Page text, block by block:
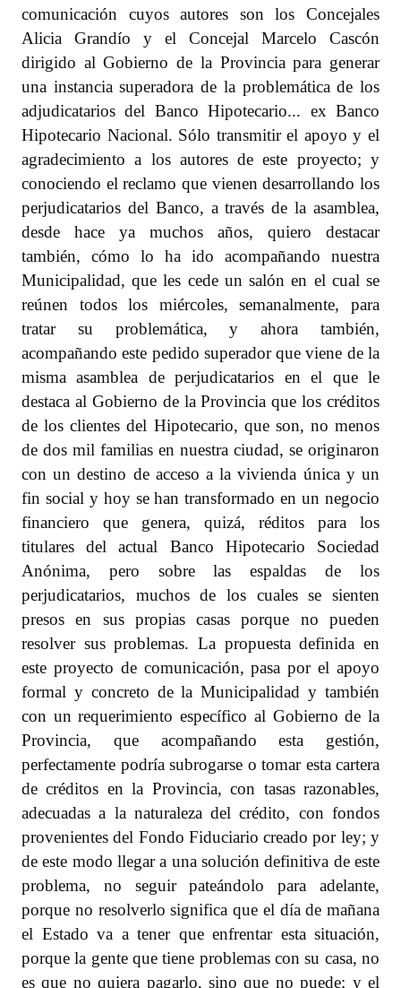
comunicación cuyos autores son los Concejales
Alicia Grandío y el Concejal Marcelo Cascón
dirigido al Gobierno de la Provincia para generar
una instancia superadora de la problemática de los
adjudicatarios del Banco Hipotecario... ex Banco
Hipotecario Nacional. Sólo transmitir el apoyo y el
agradecimiento a los autores de este proyecto; y
conociendo el reclamo que vienen desarrollando los
perjudicatarios del Banco, a través de la asamblea,
desde hace ya muchos años, quiero destacar
también, cómo lo ha ido acompañando nuestra
Municipalidad, que les cede un salón en el cual se
reúnen todos los miércoles, semanalmente, para
tratar su problemática, y ahora también,
acompañando este pedido superador que viene de la
misma asamblea de perjudicatarios en el que le
destaca al Gobierno de la Provincia que los créditos
de los clientes del Hipotecario, que son, no menos
de dos mil familias en nuestra ciudad, se originaron
con un destino de acceso a la vivienda única y un
fin social y hoy se han transformado en un negocio
financiero que genera, quizá, réditos para los
titulares del actual Banco Hipotecario Sociedad
Anónima, pero sobre las espaldas de los
perjudicatarios, muchos de los cuales se sienten
presos en sus propias casas porque no pueden
resolver sus problemas. La propuesta definida en
este proyecto de comunicación, pasa por el apoyo
formal y concreto de la Municipalidad y también
con un requerimiento específico al Gobierno de la
Provincia, que acompañando esta gestión,
perfectamente podría subrogarse o tomar esta cartera
de créditos en la Provincia, con tasas razonables,
adecuadas a la naturaleza del crédito, con fondos
provenientes del Fondo Fiduciario creado por ley; y
de este modo llegar a una solución definitiva de este
problema, no seguir pateándolo para adelante,
porque no resolverlo significa que el día de mañana
el Estado va a tener que enfrentar esta situación,
porque la gente que tiene problemas con su casa, no
es que no quiera pagarlo, sino que no puede; y el